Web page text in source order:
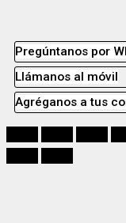
Pregúntanos por
Llámanos al móvil
Agréganos a tus